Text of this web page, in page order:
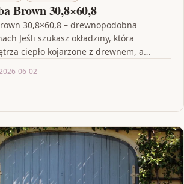
Brown 30,8×60,8
30,8×60,8 – drewnopodobna
Jeśli szukasz okładziny, która
ciepło kojarzone z drewnem, a
06-02